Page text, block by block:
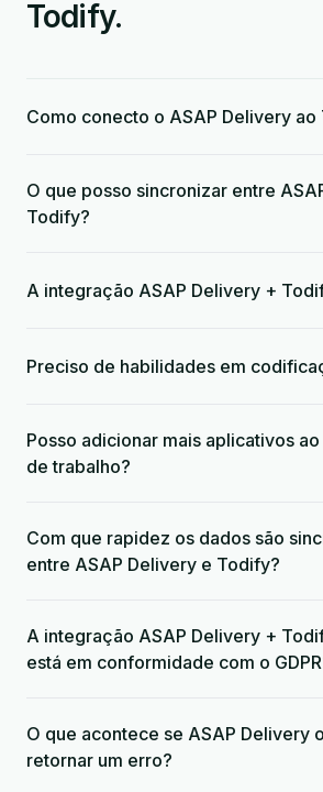
Todify.
Como conecto o ASAP Delivery ao
O que posso sincronizar entre
Todify?
A integração ASAP Delivery +
Preciso de habilidades em
Posso adicionar mais aplicativos
de trabalho?
Com que rapidez os dados são
entre ASAP Delivery e Todify?
A integração ASAP Delivery +
está em conformidade com o
O que acontece se ASAP Delivery
retornar um erro?